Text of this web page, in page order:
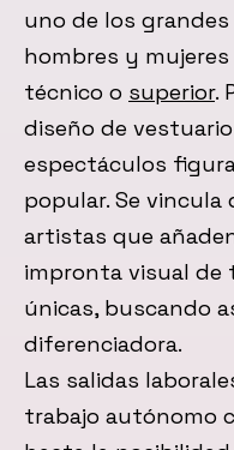
uno de los
hombres y
técnico o superior.
diseño de
espectáculos
popular. Se
artistas que
impronta visual de
únicas, buscando
diferenciadora.
Las salidas
trabajo autónomo